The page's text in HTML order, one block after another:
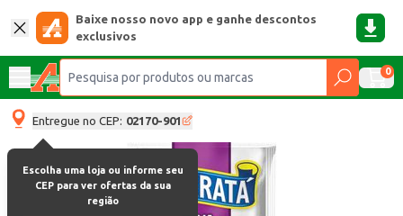
Baixe nosso novo app e ganhe descontos
exclusivos
0
Entregue no CEP: 02170-901
Escolha uma loja ou informe seu
CEP para ver ofertas da sua
região